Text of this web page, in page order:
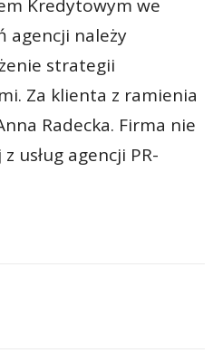
Kredytowym we
agencji należy
strategii
Za klienta z ramienia
Radecka. Firma nie
usług agencji PR-